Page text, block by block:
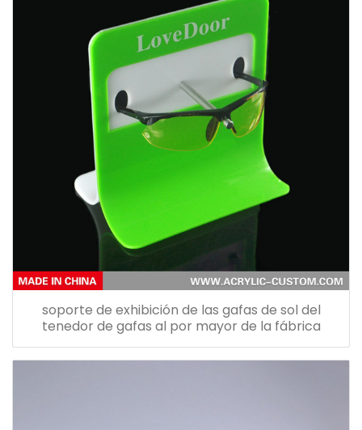
soporte de exhibición de las gafas de sol del
tenedor de gafas al por mayor de la fábrica